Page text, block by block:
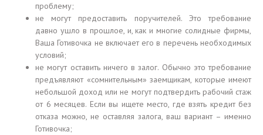
проблему;
не могут предоставить поручителей. Это требование
давно ушло в прошлое, и, как и многие солидные фирмы,
Ваша Готивочка не включает его в перечень необходимых
условий;
не могут оставить ничего в залог. Обычно это требование
предъявляют «сомнительным» заемщикам, которые имеют
небольшой доход или не могут подтвердить рабочий стаж
от 6 месяцев. Если вы ищете место, где взять кредит без
отказа можно, не оставляя залога, ваш вариант – именно
Готивочка;